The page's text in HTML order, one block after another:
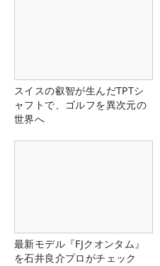
スイスの叡智が生んだTPTシ
ャフトで、ゴルフを異次元の
世界へ
最新モデル『FJクオンタム』
を石井良介プロがチェック